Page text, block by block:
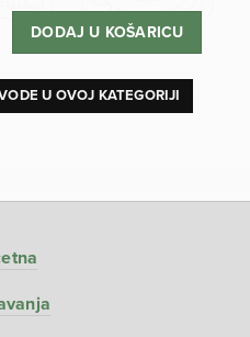
DODAJ U KOŠARICU
U OVOJ KATEGORIJI